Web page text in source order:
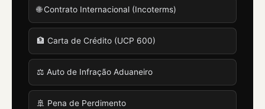
🌐 Contrato Internacional (Incoterms)
🏦 Carta de Crédito (UCP 600)
⚖️ Auto de Infração Aduaneiro
🚢 Pena de Perdimento